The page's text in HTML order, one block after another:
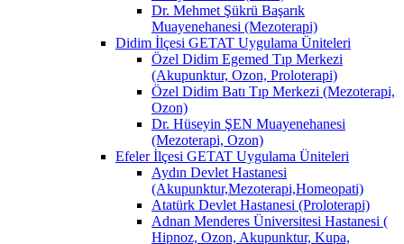
Dr. Mehmet Şükrü Başarık
Muayenehanesi (Mezoterapi)
Didim İlçesi GETAT Uygulama Üniteleri
Özel Didim Egemed Tıp Merkezi
(Akupunktur, Ozon, Proloterapi)
Özel Didim Batı Tıp Merkezi (Mezoterapi,
Ozon)
Dr. Hüseyin ŞEN Muayenehanesi
(Mezoterapi, Ozon)
Efeler İlçesi GETAT Uygulama Üniteleri
Aydın Devlet Hastanesi
(Akupunktur,Mezoterapi,Homeopati)
Atatürk Devlet Hastanesi (Proloterapi)
Adnan Menderes Üniversitesi Hastanesi (
Hipnoz, Ozon, Akupunktur, Kupa,